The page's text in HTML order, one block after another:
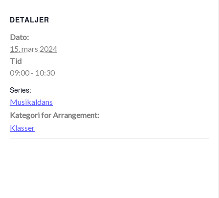
DETALJER
Dato:
15. mars 2024
Tid
09:00 - 10:30
Series:
Musikaldans
Kategori for Arrangement:
Klasser